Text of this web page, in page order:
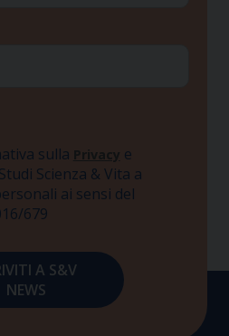
sulla Privacy e
Scienza & Vita a
ai sensi del
679